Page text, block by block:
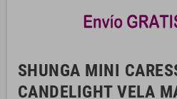
SHUNGA MINI
CANDELIGHT VELA